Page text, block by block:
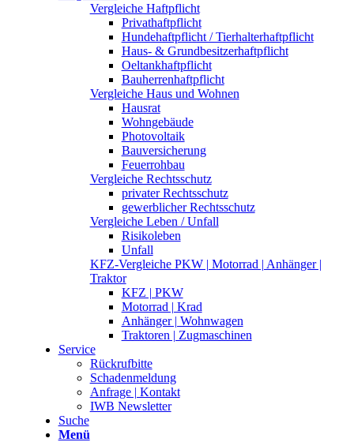
Vergleiche Haftpflicht
Privathaftpflicht
Hundehaftpflicht / Tierhalterhaftpflicht
Haus- & Grundbesitzerhaftpflicht
Oeltankhaftpflicht
Bauherrenhaftpflicht
Vergleiche Haus und Wohnen
Hausrat
Wohngebäude
Photovoltaik
Bauversicherung
Feuerrohbau
Vergleiche Rechtsschutz
privater Rechtsschutz
gewerblicher Rechtsschutz
Vergleiche Leben / Unfall
Risikoleben
Unfall
KFZ-Vergleiche PKW | Motorrad | Anhänger |
Traktor
KFZ | PKW
Motorrad | Krad
Anhänger | Wohnwagen
Traktoren | Zugmaschinen
Service
Rückrufbitte
Schadenmeldung
Anfrage | Kontakt
IWB Newsletter
Suche
Menü